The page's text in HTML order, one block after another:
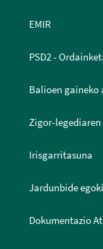
EMIR
PSD2 -
Balioen gaineko
Zigor-legediaren
Irisgarritasuna
Jardunbide
Dokumentazio